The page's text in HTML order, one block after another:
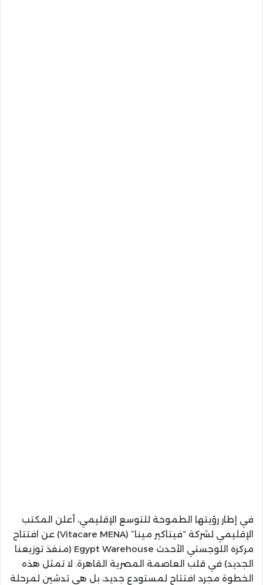
في إطار رؤيتها الطموحة للتوسع الإقليمي، أعلن المكتب
الإقليمي لشركة “فيتاكير مينا” (Vitacare MENA) عن افتتاح
مركزه اللوجستي الأحدث Egypt Warehouse (منفذ توزيعنا
الجديد) في قلب العاصمة المصرية القاهرة. لا تمثل هذه
الخطوة مجرد افتتاح لمستودع جديد، بل هي تدشين لمرحلة